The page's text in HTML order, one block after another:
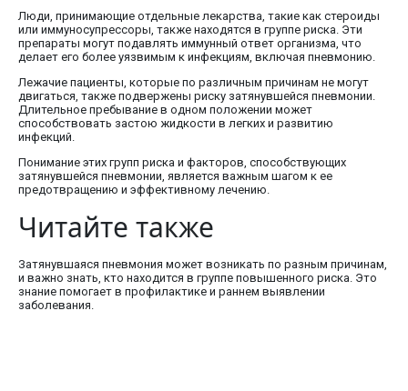
Люди, принимающие отдельные лекарства, такие как стероиды
или иммуносупрессоры, также находятся в группе риска. Эти
препараты могут подавлять иммунный ответ организма, что
делает его более уязвимым к инфекциям, включая пневмонию.
Лежачие пациенты, которые по различным причинам не могут
двигаться, также подвержены риску затянувшейся пневмонии.
Длительное пребывание в одном положении может
способствовать застою жидкости в легких и развитию
инфекций.
Понимание этих групп риска и факторов, способствующих
затянувшейся пневмонии, является важным шагом к ее
предотвращению и эффективному лечению.
Читайте также
Затянувшаяся пневмония может возникать по разным причинам,
и важно знать, кто находится в группе повышенного риска. Это
знание помогает в профилактике и раннем выявлении
заболевания.